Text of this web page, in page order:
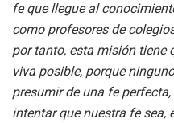
fe que llegue al
como profesores de
por tanto, esta misión tiene
viva posible, porque
presumir de una fe
intentar que nuestra fe sea,